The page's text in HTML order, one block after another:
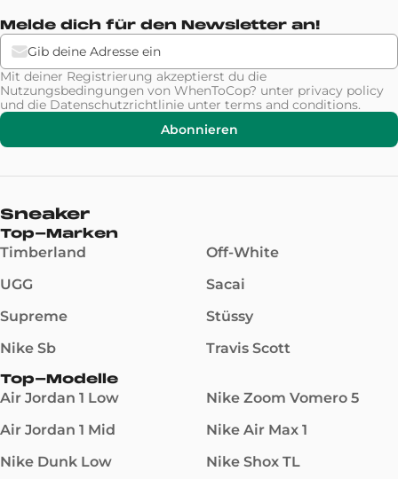
Melde dich für den Newsletter an!
Mit deiner Registrierung akzeptierst du die
Nutzungsbedingungen von WhenToCop? unter privacy policy
und die Datenschutzrichtlinie unter terms and conditions.
Abonnieren
Sneaker
Top-Marken
Timberland
UGG
Supreme
Nike Sb
Off-White
Sacai
Stüssy
Travis Scott
Top-Modelle
Air Jordan 1 Low
Air Jordan 1 Mid
Nike Dunk Low
Nike Zoom Vomero 5
Nike Air Max 1
Nike Shox TL